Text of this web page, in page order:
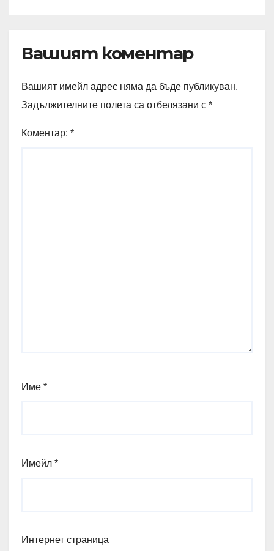
Вашият коментар
Вашият имейл адрес няма да бъде публикуван.
Задължителните полета са отбелязани с *
Коментар: *
Име *
Имейл *
Интернет страница